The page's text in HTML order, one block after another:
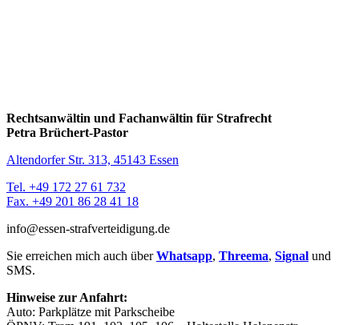
Rechtsanwältin und Fachanwältin für Strafrecht
Petra Brüchert-Pastor
Altendorfer Str. 313, 45143 Essen
Tel. +49 172 27 61 732
Fax. +49 201 86 28 41 18
info@essen-strafverteidigung.de
Sie erreichen mich auch überWhatsapp, Threema, Signal und
SMS.
Hinweise zur Anfahrt:
Auto: Parkplätze mit Parkscheibe